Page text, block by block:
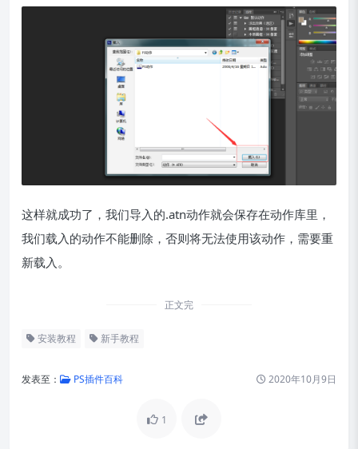
这样就成功了，我们导入的.atn动作就会保存在动作库里，
我们载入的动作不能删除，否则将无法使用该动作，需要重
新载入。
正文完
安装教程 新手教程
发表至： PS插件百科 2020年10月9日
1